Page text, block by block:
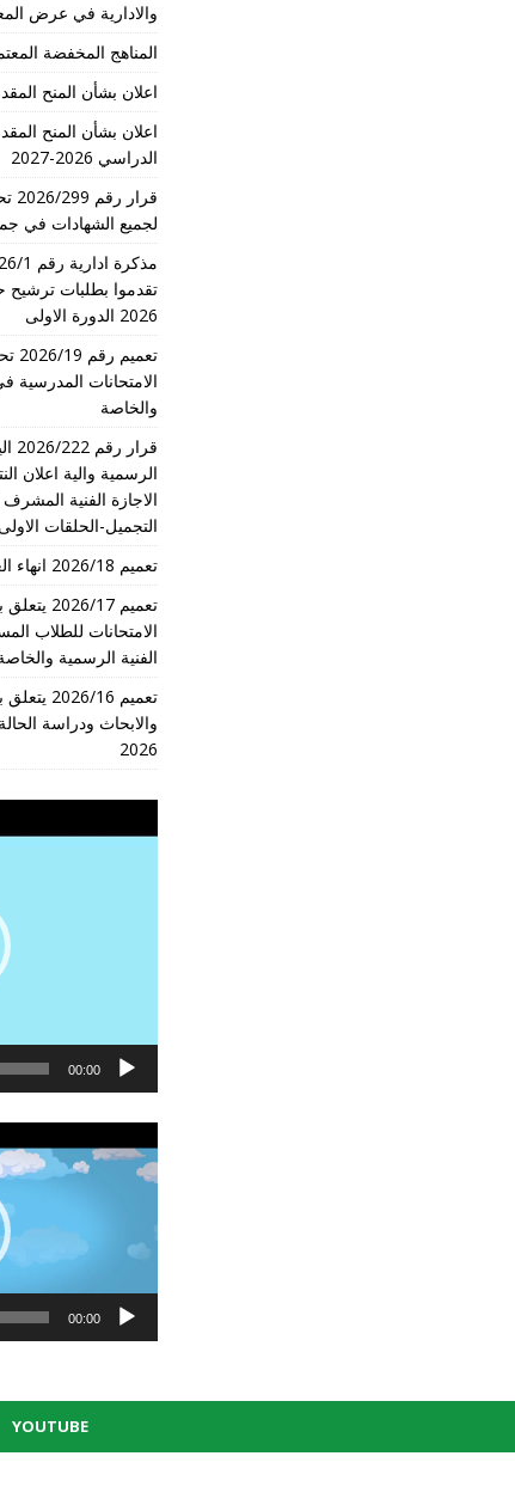
والادارية في عرض
المناهج المخفضة المعتمدة
اعلان بشأن المنح
اعلان بشأن المنح
الدراسي 2026-2027
لجميع الشهادات في
تقدموا بطلبات ترشيح
2026 الدورة الاولى
الامتحانات المدرسية
والخاصة
الرسمية والية اعلان
الاجازة الفنية المشرف
التجميل-الحلقات الاولى
تعميم 2026/18 انهاء العام الدراسي 2026/2025
تعميم
الامتحانات للطلاب
الفنية الرسمية
تعميم
والابحاث ودراسة
2026
الفيديو
00:00
الفيديو
00:00
YOUTUBE